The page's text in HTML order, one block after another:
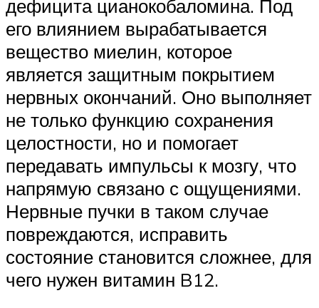
дефицита цианокобаломина. Под
его влиянием вырабатывается
вещество миелин, которое
является защитным покрытием
нервных окончаний. Оно выполняет
не только функцию сохранения
целостности, но и помогает
передавать импульсы к мозгу, что
напрямую связано с ощущениями.
Нервные пучки в таком случае
повреждаются, исправить
состояние становится сложнее, для
чего нужен витамин B12.